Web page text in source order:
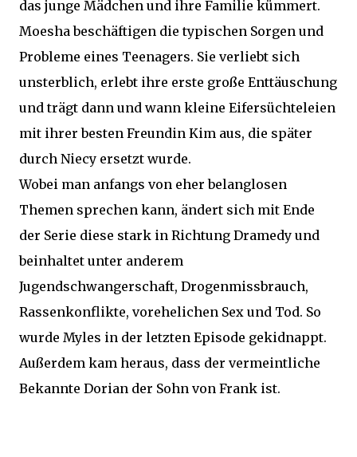
das junge Mädchen und ihre Familie kümmert.
Moesha beschäftigen die typischen Sorgen und
Probleme eines Teenagers. Sie verliebt sich
unsterblich, erlebt ihre erste große Enttäuschung
und trägt dann und wann kleine Eifersüchteleien
mit ihrer besten Freundin Kim aus, die später
durch Niecy ersetzt wurde.
Wobei man anfangs von eher belanglosen
Themen sprechen kann, ändert sich mit Ende
der Serie diese stark in Richtung Dramedy und
beinhaltet unter anderem
Jugendschwangerschaft, Drogenmissbrauch,
Rassenkonflikte, vorehelichen Sex und Tod. So
wurde Myles in der letzten Episode gekidnappt.
Außerdem kam heraus, dass der vermeintliche
Bekannte Dorian der Sohn von Frank ist.